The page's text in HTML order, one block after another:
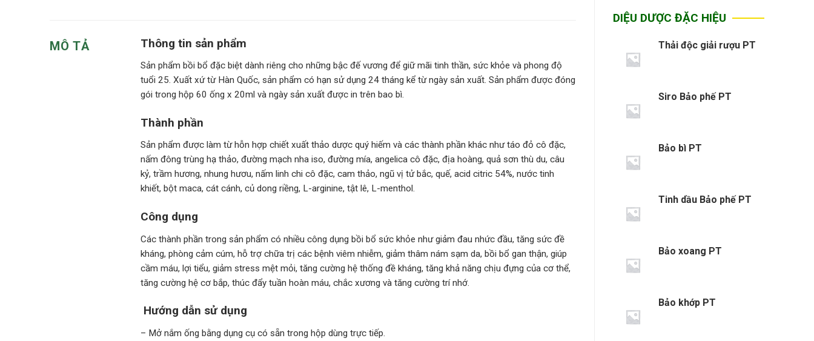
DIỆU DƯỢC ĐẶC HIỆU
Thải độc giải rượu PT
Siro Bảo phế PT
Bảo bì PT
Tinh dầu Bảo phế PT
Bảo xoang PT
Bảo khớp PT
MÔ TẢ Thông tin sản phẩm
Sản phẩm bồi bổ đặc biệt dành riêng cho những bậc đế vương để giữ mãi tinh thần, sức khỏe và phong độ
tuổi 25. Xuất xứ từ Hàn Quốc, sản phẩm có hạn sử dụng 24 tháng kể từ ngày sản xuất. Sản phẩm được đóng
gói trong hộp 60 ống x 20ml và ngày sản xuất được in trên bao bì.
Thành phần
Sản phẩm được làm từ hỗn hợp chiết xuất thảo dược quý hiếm và các thành phần khác như táo đỏ cô đặc,
nấm đông trùng hạ thảo, đường mạch nha iso, đường mía, angelica cô đặc, địa hoàng, quả sơn thù du, câu
kỷ, trầm hương, nhung hươu, nấm linh chi cô đặc, cam thảo, ngũ vị tử bắc, quế, acid citric 54%, nước tinh
khiết, bột maca, cát cánh, củ dong riềng, L-arginine, tật lê, L-menthol.
Công dụng
Các thành phần trong sản phẩm có nhiều công dụng bồi bổ sức khỏe như giảm đau nhức đầu, tăng sức đề
kháng, phòng cảm cúm, hỗ trợ chữa trị các bệnh viêm nhiễm, giảm thâm nám sạm da, bồi bổ gan thận, giúp
cầm máu, lợi tiểu, giảm stress mệt mỏi, tăng cường hệ thống đề kháng, tăng khả năng chịu đựng của cơ thể,
tăng cường hệ cơ bắp, thúc đẩy tuần hoàn máu, chắc xương và tăng cường trí nhớ.
Hướng dẫn sử dụng
– Mở nắm ống bằng dụng cụ có sẵn trong hộp dùng trực tiếp.